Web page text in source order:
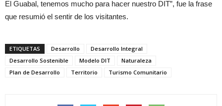
El Guabal, tenemos mucho para hacer nuestro DIT”, fue la frase
que resumió el sentir de los visitantes.
ETIQUETAS Desarrollo
Desarrollo Integral
Desarrollo Sostenible
Modelo DIT
Naturaleza
Plan de Desarrollo
Territorio Turismo Comunitario